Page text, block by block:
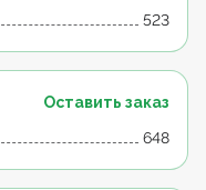
523
Оставить заказ
648